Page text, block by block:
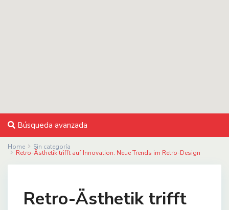
Búsqueda avanzada
Home Sin categoría
Retro-Ästhetik trifft auf Innovation: Neue Trends im Retro-Design
Retro-Ästhetik trifft